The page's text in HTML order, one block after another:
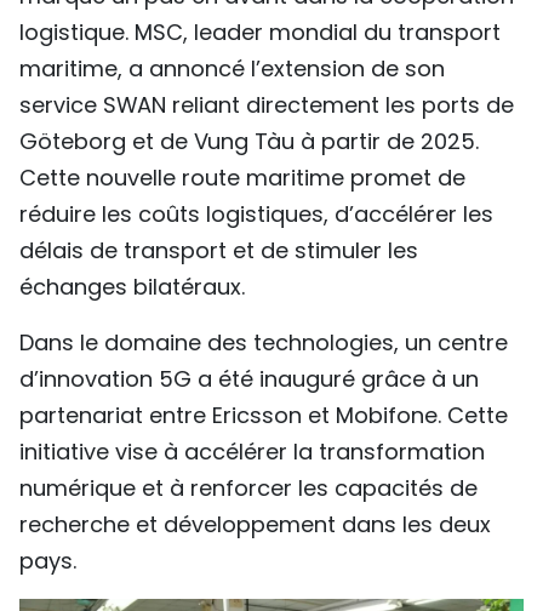
logistique. MSC, leader mondial du transport
maritime, a annoncé l’extension de son
service SWAN reliant directement les ports de
Göteborg et de Vung Tàu à partir de 2025.
Cette nouvelle route maritime promet de
réduire les coûts logistiques, d’accélérer les
délais de transport et de stimuler les
échanges bilatéraux.
Dans le domaine des technologies, un centre
d’innovation 5G a été inauguré grâce à un
partenariat entre Ericsson et Mobifone. Cette
initiative vise à accélérer la transformation
numérique et à renforcer les capacités de
recherche et développement dans les deux
pays.